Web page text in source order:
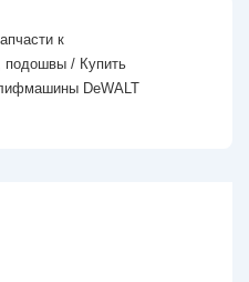
к
подошвы / Купить
DeWALT